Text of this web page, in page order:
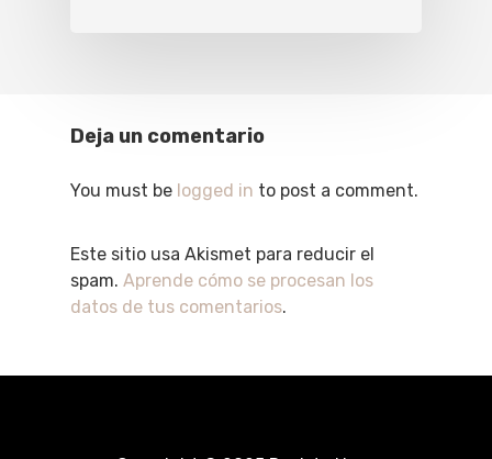
Deja un comentario
You must be logged in to post a comment.
Este sitio usa Akismet para reducir el
spam. Aprende cómo se procesan los
datos de tus comentarios.